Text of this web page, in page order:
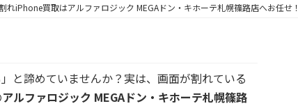
れiPhone買取はアルファロジック MEGAドン・キホーテ札幌篠路店へお任せ！
と諦めていませんか？実は、画面が割れている
アルファロジック MEGAドン・キホーテ札幌篠路